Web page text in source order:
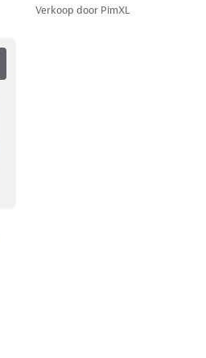
Verkoop door PimXL